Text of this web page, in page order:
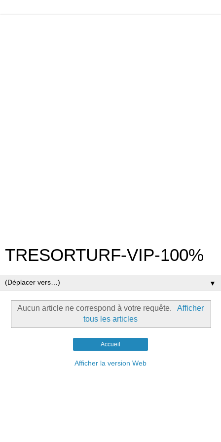
TRESORTURF-VIP-100%
▼
Aucun article ne correspond à votre requête.
Afficher
tous les articles
Accueil
Afficher la version Web